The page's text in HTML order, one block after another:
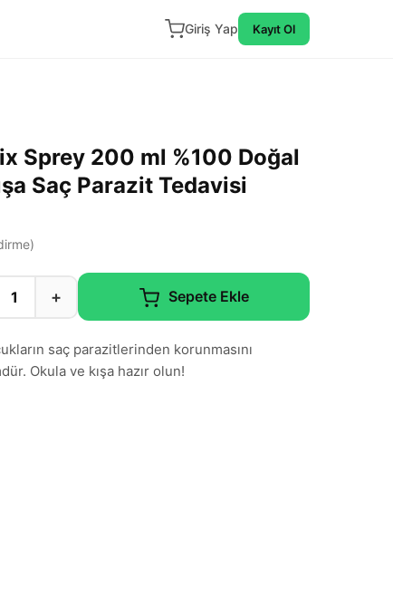
Giriş Yap Kayıt Ol
Sprey 200 ml %100 Doğal
Saç Parazit Tedavisi
+ Sepete Ekle
saç parazitlerinden korunmasını
Okula ve kışa hazır olun!